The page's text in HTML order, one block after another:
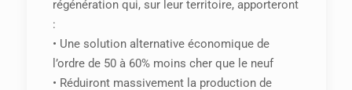
régénération qui, sur leur territoire, apporteront
:
• Une solution alternative économique de
l’ordre de 50 à 60% moins cher que le neuf
• Réduiront massivement la production de